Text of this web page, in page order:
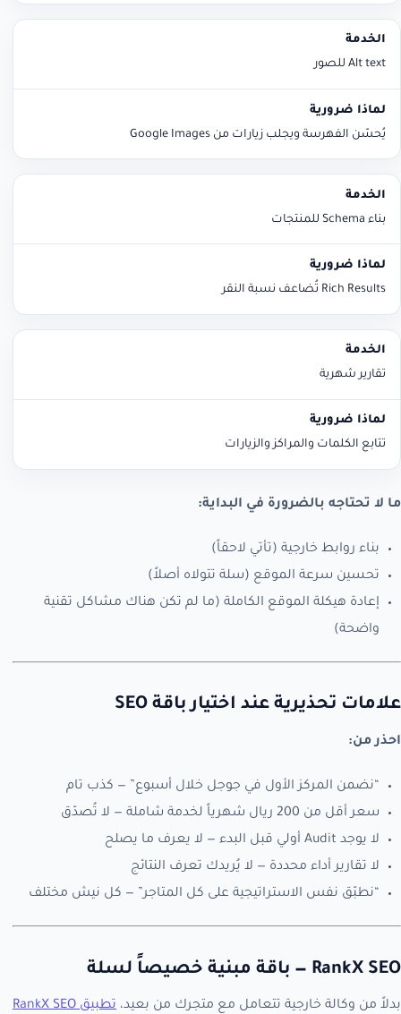
Alt text للصور
يُحسّن الفهرسة ويجلب زيارات من Google Images
بناء Schema للمنتجات
Rich Results تُضاعف نسبة النقر
تقارير شهرية
تتابع الكلمات والمراكز والزيارات
ما لا تحتاجه بالضرورة في البداية:
بناء روابط خارجية (تأتي لاحقاً)
تحسين سرعة الموقع (سلة تتولاه أصلاً)
إعادة هيكلة الموقع الكاملة (ما لم تكن هناك مشاكل تقنية
واضحة)
علامات تحذيرية عند اختيار باقة SEO
احذر من:
“نضمن المركز الأول في جوجل خلال أسبوع” — كذب تام
سعر أقل من 200 ريال شهرياً لخدمة شاملة — لا تُصدّق
لا يوجد Audit أولي قبل البدء — لا يعرف ما يصلح
لا تقارير أداء محددة — لا يُريدك تعرف النتائج
“نطبّق نفس الاستراتيجية على كل المتاجر” — كل نيش مختلف
RankX SEO — باقة مبنية خصيصاً لسلة
بدلاً من وكالة خارجية تتعامل مع متجرك من بعيد، تطبيق RankX SEO